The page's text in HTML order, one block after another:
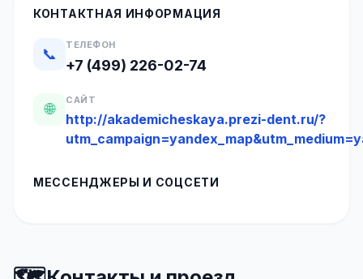
КОНТАКТНАЯ ИНФОРМАЦИЯ
📞
ТЕЛЕФОН
+7 (499) 226-02-74
🌐
САЙТ
http://akademicheskaya.prezi-dent.ru/?
МЕССЕНДЖЕРЫ И СОЦСЕТИ